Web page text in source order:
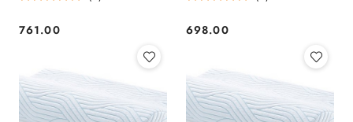
Cena:
761.00 Cena:
698.00